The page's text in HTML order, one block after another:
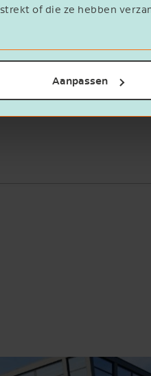
of die ze hebben
Aanpassen